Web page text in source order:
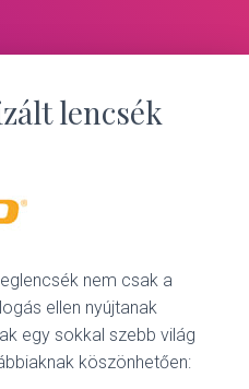
C
lencsék
nem csak a
ellen nyújtanak
egy sokkal szebb világ
köszönhetően: